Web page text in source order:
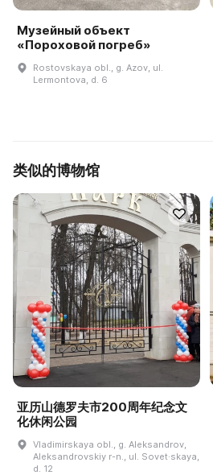
Музейный объект
«Пороховой погреб»
Rostovskaya obl., g. Azov, ul.
Lermontova, d. 6
类似的博物馆
亚历山德罗夫市200周年纪念文
化休闲公园
Vladimirskaya obl., g. Aleksandrov,
Aleksandrovskiy r-n., ul. Sovet·skaya,
d. 12